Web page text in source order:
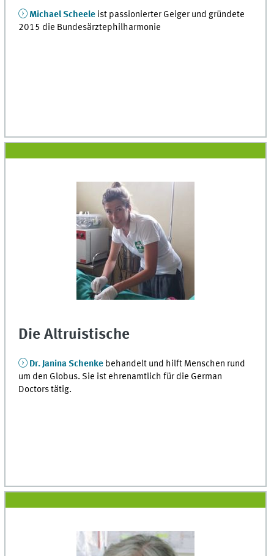
Michael Scheele ist passionierter Geiger und gründete
2015 die Bundesärztephilharmonie
Die Altruistische
Dr. Janina Schenke behandelt und hilft Menschen rund
um den Globus. Sie ist ehrenamtlich für die German
Doctors tätig.